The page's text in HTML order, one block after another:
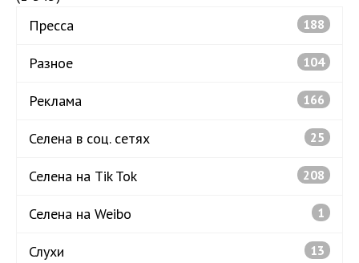
Пресса
188
Разное 104
Реклама 166
Селена в соц. сетях 25
Селена на Tik Tok 208
Селена на Weibo 1
Слухи 13